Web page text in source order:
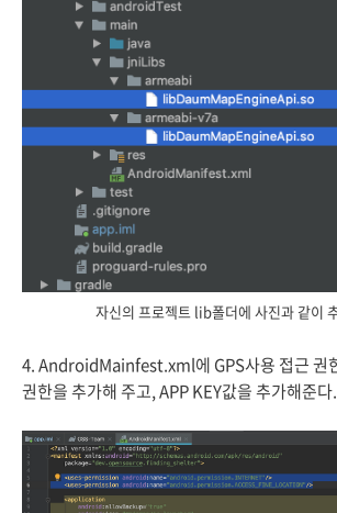
자신의 프로젝트 lib폴더에 사진과 같이
4. AndroidMainfest.xml에 GPS사용 접근 권
권한을 추가해 주고, APP KEY값을 추가해준다.